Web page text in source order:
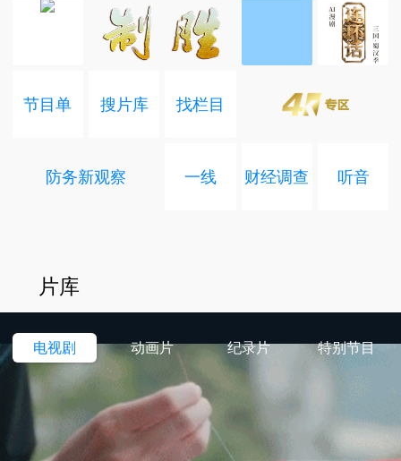
节目单 搜片库 找栏目
防务新观察 一线 财经调查 听音
片库
电视剧 动画片 纪录片 特别节目